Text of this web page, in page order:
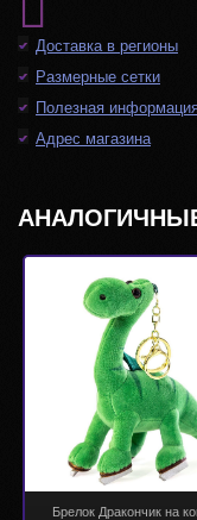
Доставка в регионы
Размерные сетки
Полезная
Адрес магазина
Брелок Дракончик на